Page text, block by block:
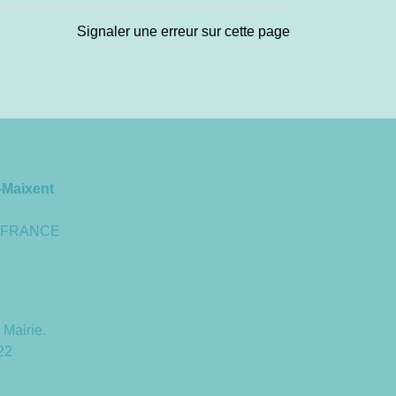
Signaler une erreur sur cette page
Mairie.